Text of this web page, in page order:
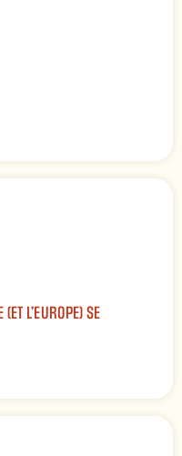
L’EUROPE) SE